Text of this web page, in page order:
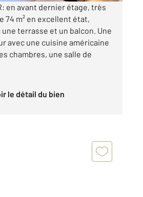
en avant dernier étage, très
74 m² en excellent état,
terrasse et un balcon. Une
avec une cuisine américaine
chambres, une salle de
le détail du bien